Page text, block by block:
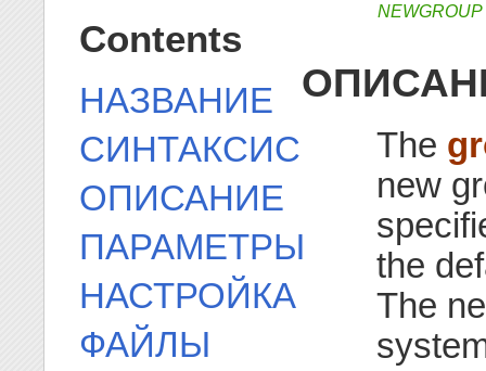
NEWGROUP
The
new
the
The
Contents
НАЗВАНИЕ
СИНТАКСИС
ОПИСАНИЕ
ПАРАМЕТРЫ
НАСТРОЙКА
ФАЙЛЫ